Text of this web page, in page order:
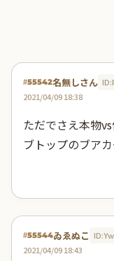
#55542名無しさん
2021/04/09 18:38
ただでさえ本物
ブトップのブア
#55544ゐゑぬこ
2021/04/09 18:43